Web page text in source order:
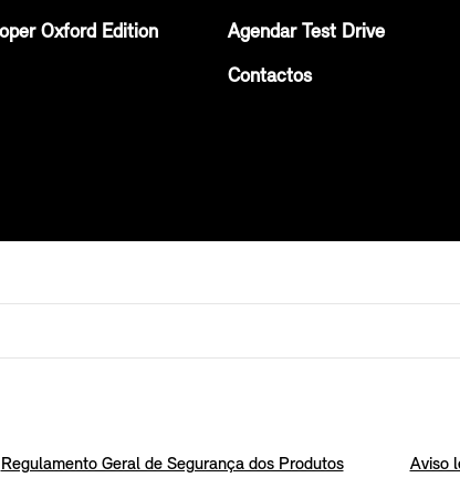
Oxford Edition Agendar Test Drive
Contactos
Regulamento Geral de Segurança dos Produtos Aviso